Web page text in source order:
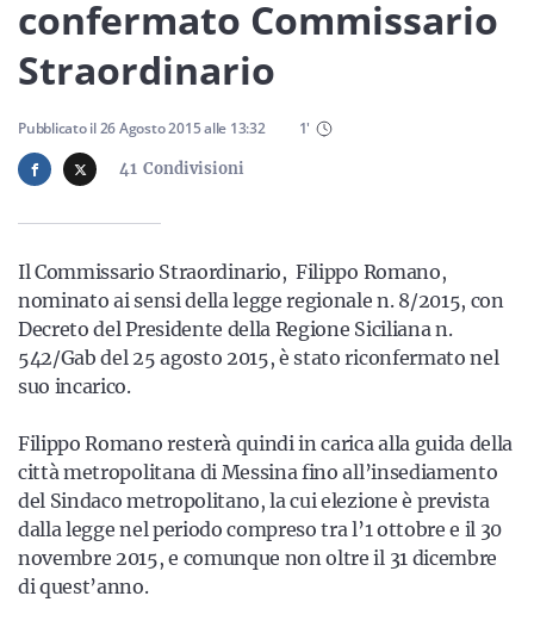
Servizi
Resta sempre aggiornato con le ultime news, iscriviti alla
Iscriviti
confermato Commissario
Straordinario
41 Condivisioni
Pubblicato il26 Agosto 2015alle 13:32 1'
Il Commissario Straordinario, Filippo Romano,
nominato ai sensi della legge regionale n. 8/2015, con
Decreto del Presidente della Regione Siciliana n.
542/Gab del 25 agosto 2015, è stato riconfermato nel
suo incarico.
Filippo Romano resterà quindi in carica alla guida della
città metropolitana di Messina fino all’insediamento
del Sindaco metropolitano, la cui elezione è prevista
dalla legge nel periodo compreso tra l’1 ottobre e il 30
novembre 2015, e comunque non oltre il 31 dicembre
di quest’anno.